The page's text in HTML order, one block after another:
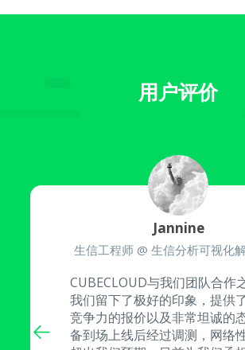
用户评价
Jannine
生信工程师 @ 生信分析可视化
CUBECLOUD与我们团队合作
我们留下了极好的印象，提供
竞争力的报价以及非常坦诚的
备到场上线后经过调测，网络